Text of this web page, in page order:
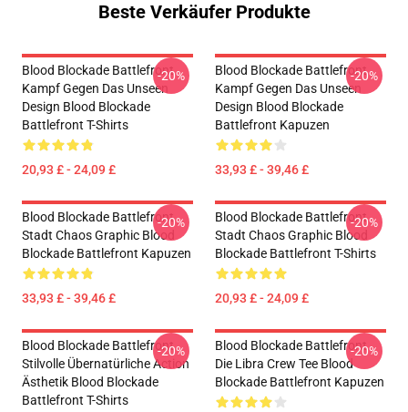
Beste Verkäufer Produkte
Blood Blockade Battlefront
Kampf Gegen Das Unseen
Design Blood Blockade
Battlefront T-Shirts
20,93 £ - 24,09 £
-20%
Blood Blockade Battlefront
Kampf Gegen Das Unseen
Design Blood Blockade
Battlefront Kapuzen
33,93 £ - 39,46 £
-20%
Blood Blockade Battlefront
Stadt Chaos Graphic Blood
Blockade Battlefront Kapuzen
33,93 £ - 39,46 £
-20%
Blood Blockade Battlefront
Stadt Chaos Graphic Blood
Blockade Battlefront T-Shirts
20,93 £ - 24,09 £
-20%
Blood Blockade Battlefront
Stilvolle Übernatürliche Action
Ästhetik Blood Blockade
Battlefront T-Shirts
-20%
Blood Blockade Battlefront
Die Libra Crew Tee Blood
Blockade Battlefront Kapuzen
-20%